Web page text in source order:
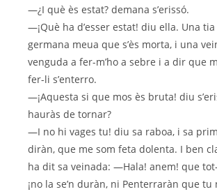
—¿I què ès estat? demana s’erissó.
—¡Què ha d’esser estat! diu ella. Una tia
germana meua que s’ès morta, i una
venguda a fer-m’ho a sebre i a dir que
fer-li s’enterro.
—¡Aquesta si que mos ès bruta! diu
hauràs de tornar?
—I no hi vages tu! diu sa raboa, i sa
diràn, que me som feta dolenta. I ben
ha dit sa veinada: —Hala! anem! que
¡no la se’n duràn, ni Penterraràn que tu